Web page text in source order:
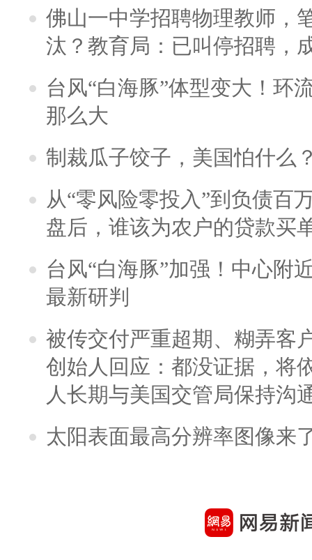
佛山一中学招聘物理教师，
汰？教育局：已叫停招聘，
台风“白海豚”体型变大！环
那么大
制裁瓜子饺子，美国怕什么
从“零风险零投入”到负债百
盘后，谁该为农户的贷款买
台风“白海豚”加强！中心附
最新研判
被传交付严重超期、糊弄客
创始人回应：都没证据，将
人长期与美国交管局保持沟
太阳表面最高分辨率图像来